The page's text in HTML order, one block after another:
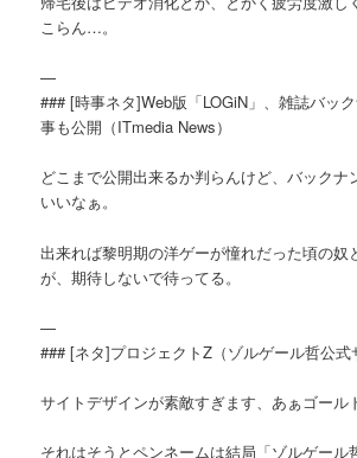
こらん…。
—
### [時事ネタ]Web版「LOGiN」、雑誌バッ
事も公開（ITmedia News）
どこまで公開出来るか判らんけど、バックナ
いいなぁ。
出来れば黎明期の洋ゲーが憧れだった頃の奴
が、期待しないで待ってる。
—
### [ネタ]プロジェクトZ（ゾルゲール哲公式
サイトデザインが素敵すぎます、あぁゴール
それはそうとペンネームは結局「ゾルゲール